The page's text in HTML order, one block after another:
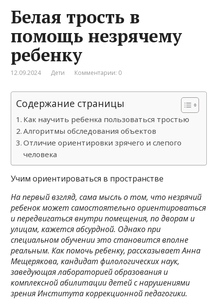
Белая трость в
помощь незрячему
ребенку
12.09.2024 Дети Комментарии: 0
Содержание страницы
Как научить ребенка пользоваться тростью
Алгоритмы обследования объектов
Отличие ориентировки зрячего и слепого
человека
Учим ориентироваться в пространстве
На первый взгляд, сама мысль о том, что незрячий
ребенок может самостоятельно ориентироваться
и передвигаться внутри помещения, по дворам и
улицам, кажется абсурдной. Однако при
специальном обучении это становится вполне
реальным. Как помочь ребенку, рассказывает Анна
Мещерякова, кандидат филологических наук,
заведующая лабораторией образования и
комплексной абилитации детей с нарушениями
зрения Института коррекционной педагогики.